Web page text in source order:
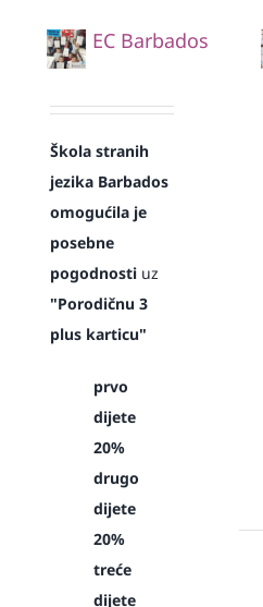
EC Barbados
Škola stranih
jezika Barbados
omogućila je
posebne
pogodnostiuz
"Porodičnu 3
plus karticu"
prvo
dijete
20%
drugo
dijete
20%
treće
dijete